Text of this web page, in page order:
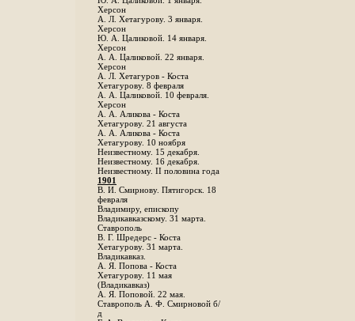
Херсон
А. Л. Хетагурову. 3 января.
Херсон
Ю. А. Цаликовой. 14 января.
Херсон
А. А. Цаликовой. 22 января.
Херсон
А. Л. Хетагуров - Коста
Хетагурову. 8 февраля
А. А. Цаликовой. 10 февраля.
Херсон
А. А. Аликова - Коста
Хетагурову. 21 августа
А. А. Аликова - Коста
Хетагурову. 10 ноября
Неизвестному. 15 декабря.
Неизвестному. 16 декабря.
Неизвестному. II половина года
1901
В. И. Смирнову. Пятигорск. 18
февраля
Владимиру, епископу
Владикавказскому. 31 марта.
Ставрополь
В. Г. Шредерс - Коста
Хетагурову. 31 марта.
Владикавказ.
А. Я. Попова - Коста
Хетагурову. 11 мая
(Владикавказ)
А. Я. Поповой. 22 мая.
Ставрополь А. Ф. Смирновой б/
д